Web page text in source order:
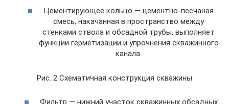
Цементирующее кольцо — цементно-песчаная
смесь, накачанная в пространство между
стенками ствола и обсадной трубы, выполняет
функции герметизации и упрочнения скважинного
канала.
Рис. 2 Схематичная конструкция скважины
Фильтр — нижний участок скважинных обсадных